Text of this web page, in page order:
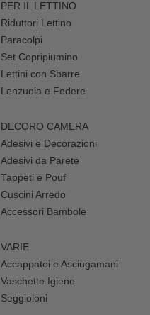
PER IL LETTINO
Riduttori Lettino
Paracolpi
Set Copripiumino
Lettini con Sbarre
Lenzuola e Federe
DECORO CAMERA
Adesivi e Decorazioni
Adesivi da Parete
Tappeti e Pouf
Cuscini Arredo
Accessori Bambole
VARIE
Accappatoi e Asciugamani
Vaschette Igiene
Seggioloni